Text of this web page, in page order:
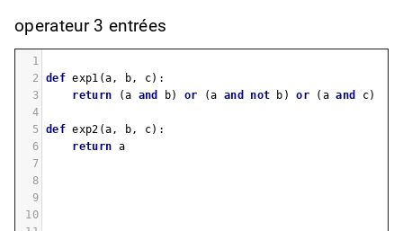
operateur 3 entrées
1
2
def exp1 (a , b , c):
3
return (a and b) or (a and not b ) or ( a and c)
4
5
def exp2 (a , b , c):
6
return a
7
8
9
10